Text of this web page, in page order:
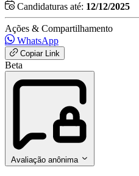
Candidaturas até: 12/12/2025
Ações & Compartilhamento
WhatsApp
Copiar Link
Beta
Avaliação anônima